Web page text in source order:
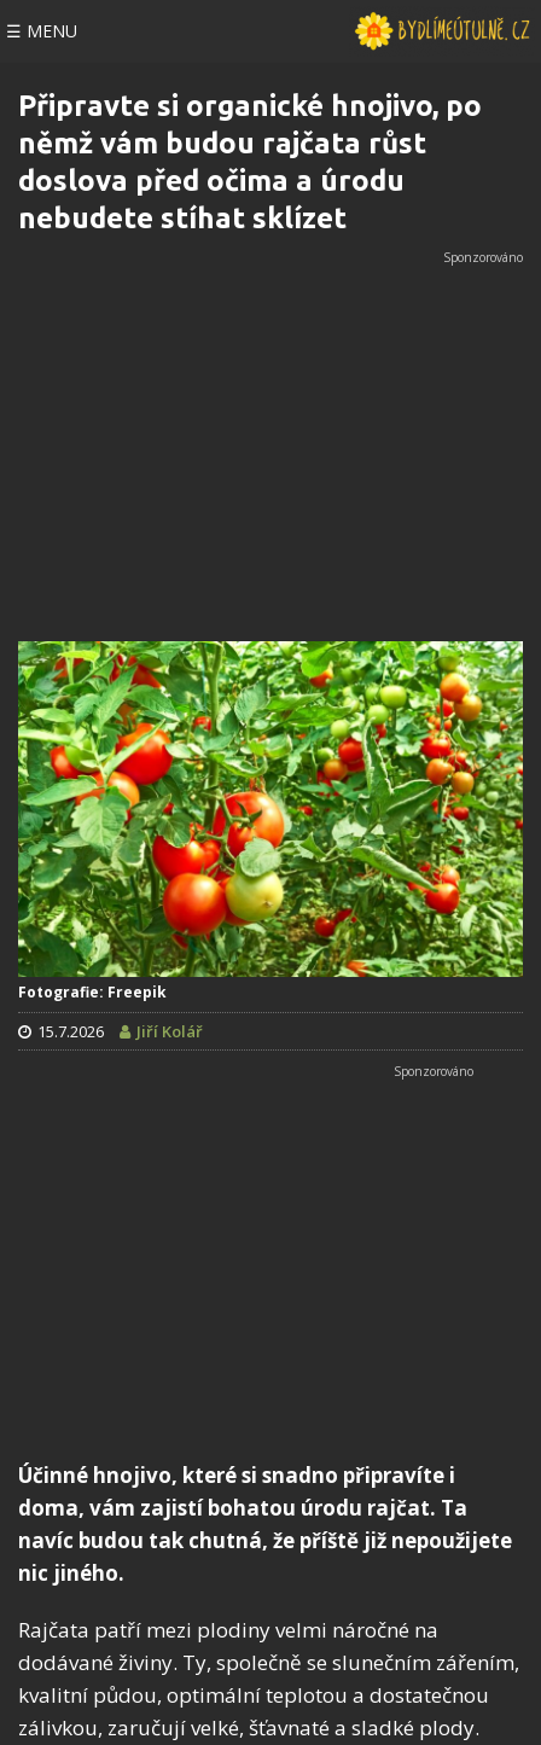
☰ MENU
Připravte si organické hnojivo, po
němž vám budou rajčata růst
doslova před očima a úrodu
nebudete stíhat sklízet
Fotografie: Freepik
15.7.2026 Jiří Kolář
Účinné hnojivo, které si snadno připravíte i
doma, vám zajistí bohatou úrodu rajčat. Ta
navíc budou tak chutná, že příště již nepoužijete
nic jiného.
Rajčata patří mezi plodiny velmi náročné na
dodávané živiny. Ty, společně se slunečním zářením,
kvalitní půdou, optimální teplotou a dostatečnou
zálivkou, zaručují velké, šťavnaté a sladké plody.